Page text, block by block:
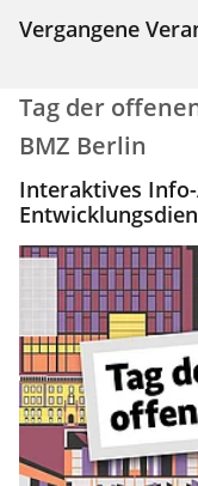
Vergangene
Tag der
BMZ Berlin
Interaktives